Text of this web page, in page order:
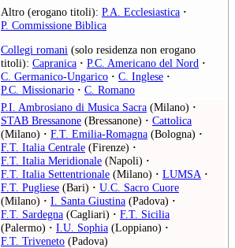
Altro (erogano titoli): P.A. Ecclesiastica ·
P. Commissione Biblica
Collegi romani (solo residenza non erogano
titoli): Capranica · P.C. Americano del Nord ·
C. Germanico-Ungarico · C. Inglese ·
P.C. Missionario · C. Romano
P.I. Ambrosiano di Musica Sacra (Milano) ·
STAB Bressanone (Bressanone) · Cattolica
(Milano) · F.T. Emilia-Romagna (Bologna) ·
F.T. Italia Centrale (Firenze) ·
F.T. Italia Meridionale (Napoli) ·
F.T. Italia Settentrionale (Milano) · LUMSA ·
F.T. Pugliese (Bari) · U.C. Sacro Cuore
(Milano) · I. Santa Giustina (Padova) ·
F.T. Sardegna (Cagliari) · F.T. Sicilia
(Palermo) · I.U. Sophia (Loppiano) ·
F.T. Triveneto (Padova)